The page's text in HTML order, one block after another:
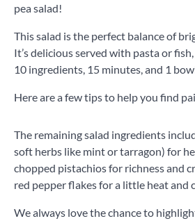
pea salad!
This salad is the perfect balance of
It’s delicious served with pasta or
10 ingredients, 15 minutes, and 1
Here are a few tips to help you find
The remaining salad ingredients
soft herbs like mint or tarragon) for
chopped pistachios for richness and
red pepper flakes for a little heat and
We always love the chance to